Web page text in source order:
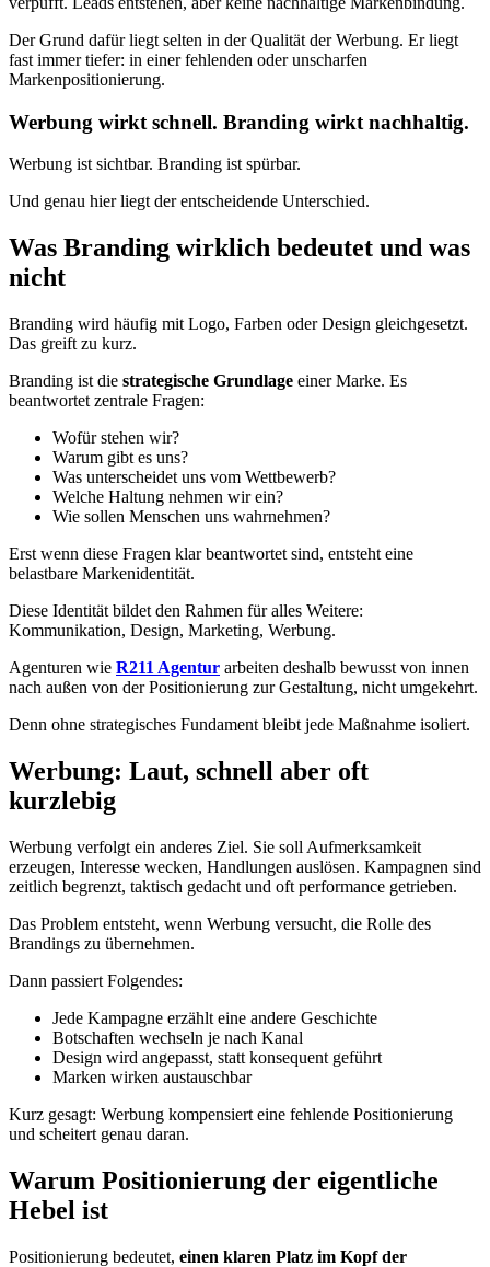
Der Grund dafür liegt selten in der Qualität der Werbung. Er liegt
fast immer tiefer: in einer fehlenden oder unscharfen
Markenpositionierung.
Werbung wirkt schnell. Branding wirkt nachhaltig.
Werbung ist sichtbar. Branding ist spürbar.
Und genau hier liegt der entscheidende Unterschied.
Was Branding wirklich bedeutet und was
nicht
Branding wird häufig mit Logo, Farben oder Design gleichgesetzt.
Das greift zu kurz.
Branding ist die strategische Grundlage einer Marke. Es
beantwortet zentrale Fragen:
Wofür stehen wir?
Warum gibt es uns?
Was unterscheidet uns vom Wettbewerb?
Welche Haltung nehmen wir ein?
Wie sollen Menschen uns wahrnehmen?
Erst wenn diese Fragen klar beantwortet sind, entsteht eine
belastbare Markenidentität.
Diese Identität bildet den Rahmen für alles Weitere:
Kommunikation, Design, Marketing, Werbung.
Agenturen wie R211 Agentur arbeiten deshalb bewusst von innen
nach außen von der Positionierung zur Gestaltung, nicht umgekehrt.
Denn ohne strategisches Fundament bleibt jede Maßnahme isoliert.
Werbung: Laut, schnell aber oft
kurzlebig
Werbung verfolgt ein anderes Ziel. Sie soll Aufmerksamkeit
erzeugen, Interesse wecken, Handlungen auslösen. Kampagnen sind
zeitlich begrenzt, taktisch gedacht und oft performance getrieben.
Das Problem entsteht, wenn Werbung versucht, die Rolle des
Brandings zu übernehmen.
Dann passiert Folgendes:
Jede Kampagne erzählt eine andere Geschichte
Botschaften wechseln je nach Kanal
Design wird angepasst, statt konsequent geführt
Marken wirken austauschbar
Kurz gesagt: Werbung kompensiert eine fehlende Positionierung
und scheitert genau daran.
Warum Positionierung der eigentliche
Hebel ist
Positionierung bedeutet, einen klaren Platz im Kopf der